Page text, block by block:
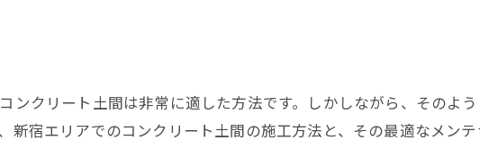
ンクリート土間は非常に適した方法です。しかしながら、そのよ
新宿エリアでのコンクリート土間の施工方法と、その最適なメン